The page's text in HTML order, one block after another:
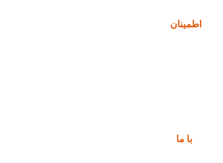
اطمینان
با ما